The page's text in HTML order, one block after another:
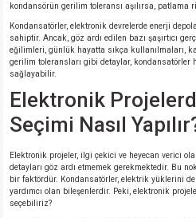
kondansörün gerilim toleransı aşılırsa, patlama
Kondansatörler, elektronik devrelerde enerji
sahiptir. Ancak, göz ardı edilen bazı şaşırtıcı
eğilimleri, günlük hayatta sıkça kullanılmaları,
gerilim toleransları gibi detaylar,
sağlayabilir.
Elektronik
Seçimi Nasıl
Elektronik projeler, ilgi çekici ve heyecan verici
detayları göz ardı etmemek gerekmektedir. Bu
bir faktördür. Kondansatörler, elektrik yüklerini
yardımcı olan bileşenlerdir. Peki, elektronik
seçebiliriz?